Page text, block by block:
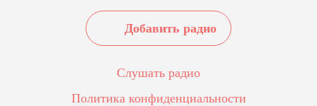
Добавить радио
Слушать радио
Политика конфиденциальности